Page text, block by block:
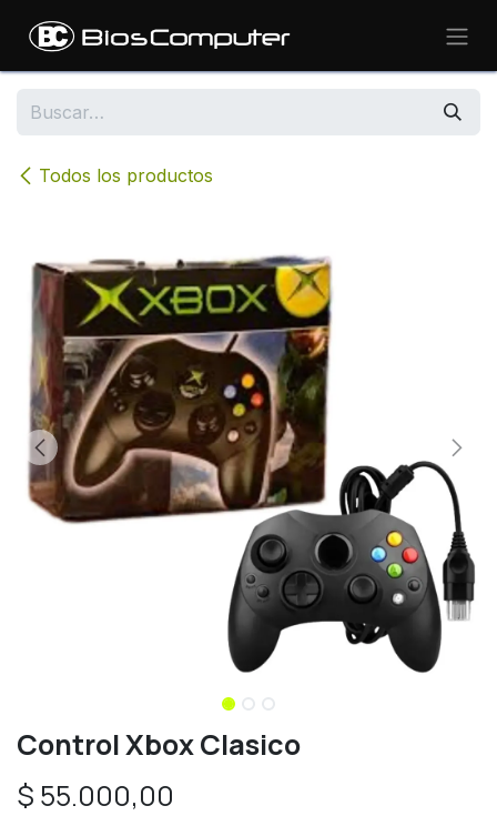
Todos los productos
Control Xbox Clasico
$ 55.000,00